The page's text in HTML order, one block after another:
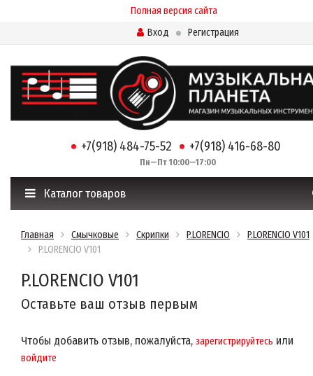
Полная версия сайта
Вход
Регистрация
+7(918) 484-75-52 +7(918) 416-68-80
Пн—Пт 10:00—17:00
Каталог товаров
Главная Смычковые Скрипки P.LORENCIO
P.LORENCIO V101
P.LORENCIO V101
P.LORENCIO V101
Оставьте ваш отзыв первым
Чтобы добавить отзыв, пожалуйста, зарегистрируйтесь или
войдите